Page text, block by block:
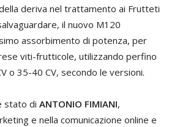
deriva nel trattamento ai Frutteti
il nuovo M120
assorbimento di potenza, per
viti-frutticole, utilizzando perfino
o 35-40 CV, secondo le versioni.
stato di ANTONIO FIMIANI,
e nella comunicazione online e